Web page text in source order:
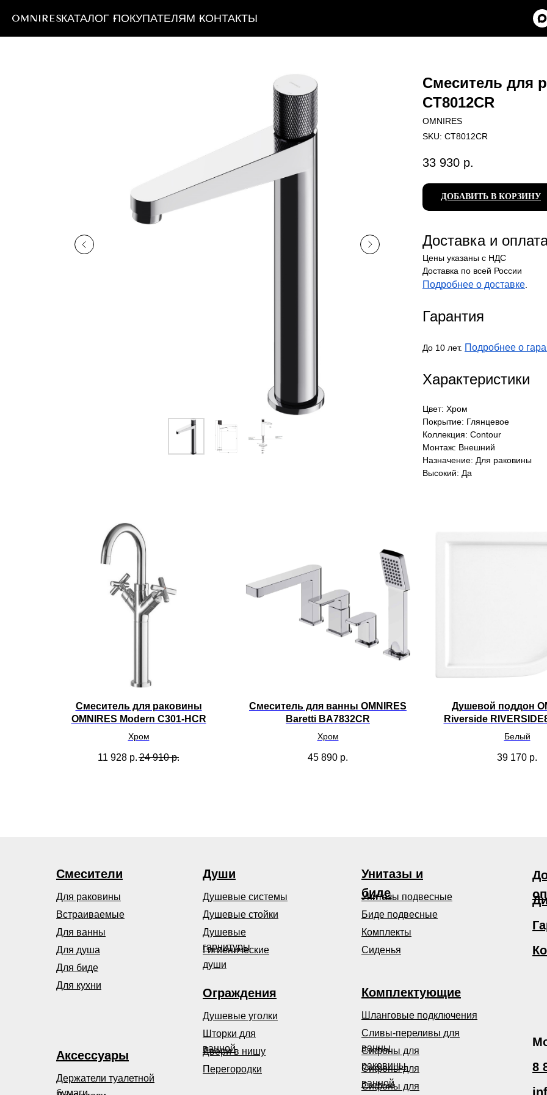
КАТАЛОГ ПОКУПАТЕЛЯМ КОНТАКТЫ
Смеситель для
CT8012CR
OMNIRES
SKU: CT8012CR
33 930 р.
ДОБАВИТЬ В КОРЗИНУ
Доставка и
Цены указаны с НДС
Доставка по всей России
Подробнее о доставке.
Гарантия
До 10 лет. Подробнее о
Характеристики
Цвет: Хром
Покрытие: Глянцевое
Коллекция: Contour
Монтаж: Внешний
Назначение: Для раковины
Высокий: Да
Смеситель для раковины
OMNIRES Modern C301-HCR
Хром
11 928 р. 24 910 р.
Смеситель для ванны OMNIRES
Baretti BA7832CR
Хром
45 890 р.
Душевой поддон
Riverside
Белый
39 170 р.
Смесители Души
Душевые
гарнитуры
Душевые системы
Гигиенические
души
Держатели туалетной
Сифоны для
Сливы-переливы для
ванны
Сифоны для
ванной
Шланговые подключения
Сифоны для
раковины
Унитазы и
биде
Унитазы подвесные
Биде подвесные
Комплекты
Встраиваемые
Для биде
Для ванны
Для душа
Для раковины
Для кухни
Ограждения
Душевые уголки
Шторки для
ванной
Двери в нишу
Перегородки
Аксессуары
Комплектующие
8
Душевые стойки
Сиденья